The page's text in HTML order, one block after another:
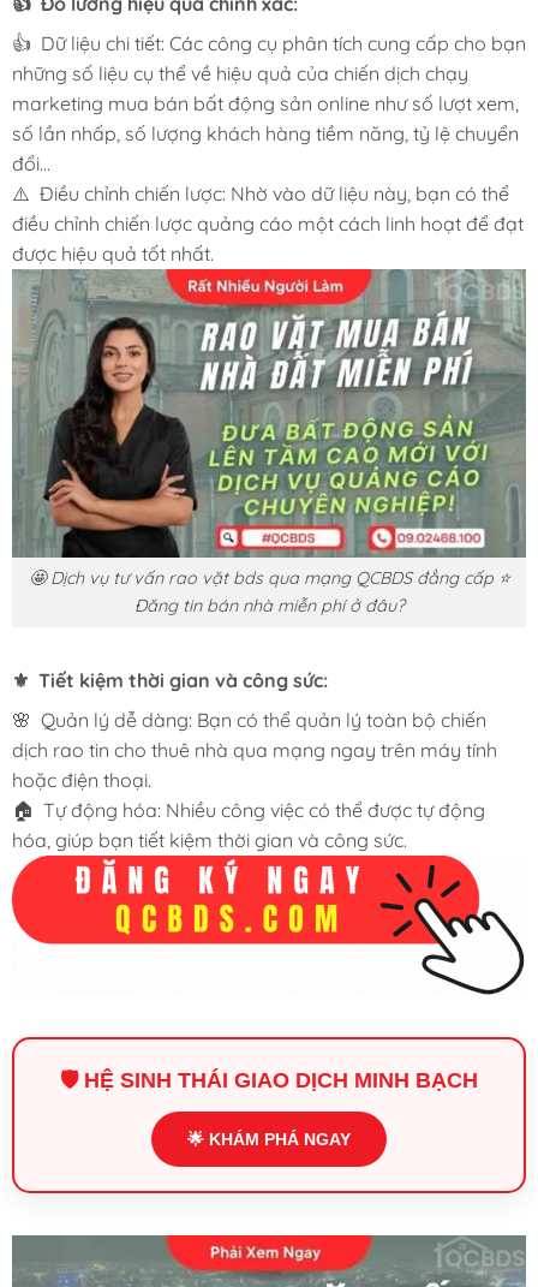
👍 Dữ liệu chi tiết: Các công cụ phân tích cung cấp cho bạn
những số liệu cụ thể về hiệu quả của chiến dịch chạy
marketing mua bán bất động sản online như số lượt xem,
số lần nhấp, số lượng khách hàng tiềm năng, tỷ lệ chuyển
đổi…
⚠️ Điều chỉnh chiến lược: Nhờ vào dữ liệu này, bạn có thể
điều chỉnh chiến lược quảng cáo một cách linh hoạt để đạt
được hiệu quả tốt nhất.
🤩 Dịch vụ tư vấn rao vặt bds qua mạng QCBDS đẳng cấp ⭐
Đăng tin bán nhà miễn phí ở đâu?
⚜️ Tiết kiệm thời gian và công sức:
🌸 Quản lý dễ dàng: Bạn có thể quản lý toàn bộ chiến
dịch rao tin cho thuê nhà qua mạng ngay trên máy tính
hoặc điện thoại.
🏠 Tự động hóa: Nhiều công việc có thể được tự động
hóa, giúp bạn tiết kiệm thời gian và công sức.
🛡️ HỆ SINH THÁI GIAO DỊCH MINH BẠCH
🌟 KHÁM PHÁ NGAY